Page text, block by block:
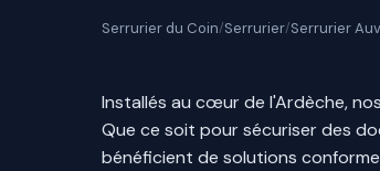
Serrurier du Coin/Serrurier/Serrurier
Installés au cœur de l'Ardèche,
Que ce soit pour sécuriser des
bénéficient de solutions